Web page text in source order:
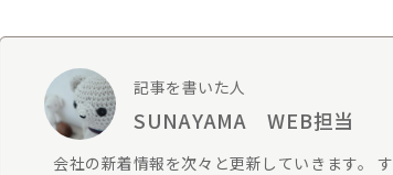
記事を書いた人
SUNAYAMA WEB担当
会社の新着情報を次々と更新していきます